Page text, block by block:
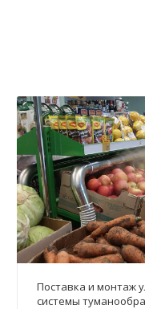
Поставка и монтаж
системы